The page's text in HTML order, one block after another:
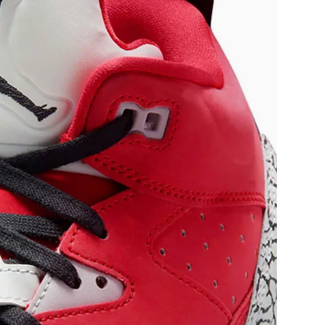
à artwalk
de compra, insira seu CEP
disponíveis para sua região